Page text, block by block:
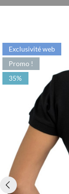
Exclusivité web
Promo !
35%